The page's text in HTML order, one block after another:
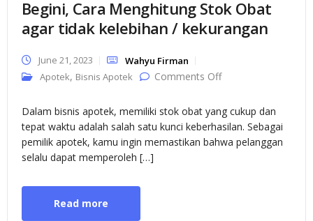
Begini, Cara Menghitung Stok Obat
agar tidak kelebihan / kekurangan
June 21, 2023
Wahyu Firman
Apotek, Bisnis Apotek Comments Offon Begini, Cara
kelebihan /
kekurangan
Dalam bisnis apotek, memiliki stok obat yang cukup dan
tepat waktu adalah salah satu kunci keberhasilan. Sebagai
pemilik apotek, kamu ingin memastikan bahwa pelanggan
selalu dapat memperoleh […]
Read more